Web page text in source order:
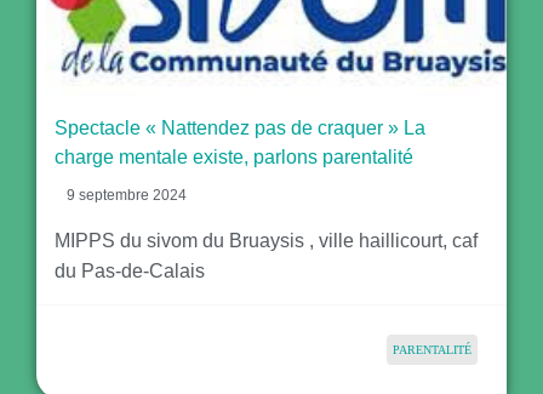
Spectacle « Nattendez pas de craquer » La
charge mentale existe, parlons parentalité
9 septembre 2024
MIPPS du sivom du Bruaysis , ville haillicourt, caf
du Pas-de-Calais
PARENTALITÉ